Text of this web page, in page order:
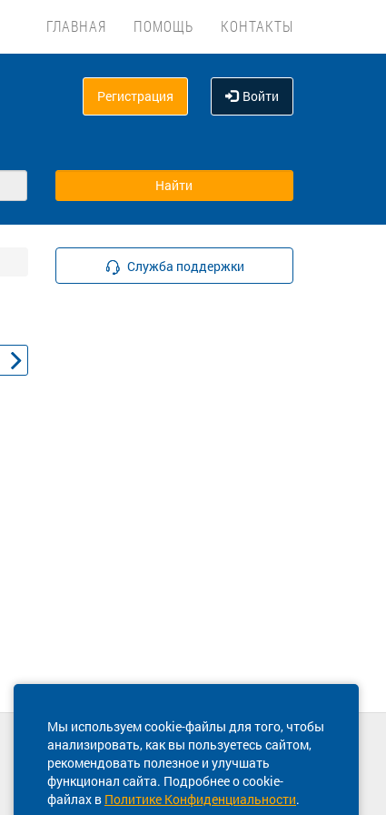
ГЛАВНАЯ ПОМОЩЬ КОНТАКТЫ
Регистрация Войти
Служба поддержки
Мы используем cookie-файлы для того, чтобы
анализировать, как вы пользуетесь сайтом,
рекомендовать полезное и улучшать
функционал сайта. Подробнее о cookie-
файлах в Политике Конфиденциальности.
Техническая поддержка сайта
8 800 600-03-38